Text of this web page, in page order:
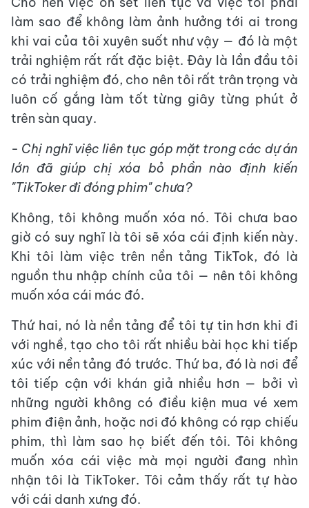
làm sao để không làm ảnh hưởng tới ai trong
khi vai của tôi xuyên suốt như vậy — đó là một
trải nghiệm rất rất đặc biệt. Đây là lần đầu tôi
có trải nghiệm đó, cho nên tôi rất trân trọng và
luôn cố gắng làm tốt từng giây từng phút ở
trên sàn quay.
- Chị nghĩ việc liên tục góp mặt trong các dự án
lớn đã giúp chị xóa bỏ phần nào định kiến
"TikToker đi đóng phim" chưa?
Không, tôi không muốn xóa nó. Tôi chưa bao
giờ có suy nghĩ là tôi sẽ xóa cái định kiến này.
Khi tôi làm việc trên nền tảng TikTok, đó là
nguồn thu nhập chính của tôi — nên tôi không
muốn xóa cái mác đó.
Thứ hai, nó là nền tảng để tôi tự tin hơn khi đi
với nghề, tạo cho tôi rất nhiều bài học khi tiếp
xúc với nền tảng đó trước. Thứ ba, đó là nơi để
tôi tiếp cận với khán giả nhiều hơn — bởi vì
những người không có điều kiện mua vé xem
phim điện ảnh, hoặc nơi đó không có rạp chiếu
phim, thì làm sao họ biết đến tôi. Tôi không
muốn xóa cái việc mà mọi người đang nhìn
nhận tôi là TikToker. Tôi cảm thấy rất tự hào
với cái danh xưng đó.